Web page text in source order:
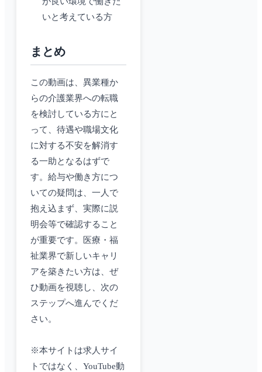
いと考えている方
まとめ
この動画は、異業種か
らの介護業界への転職
を検討している方にと
って、待遇や職場文化
に対する不安を解消す
る一助となるはずで
す。給与や働き方につ
いての疑問は、一人で
抱え込まず、実際に説
明会等で確認すること
が重要です。医療・福
祉業界で新しいキャリ
アを築きたい方は、ぜ
ひ動画を視聴し、次の
ステップへ進んでくだ
さい。
※本サイトは求人サイ
トではなく、YouTube動